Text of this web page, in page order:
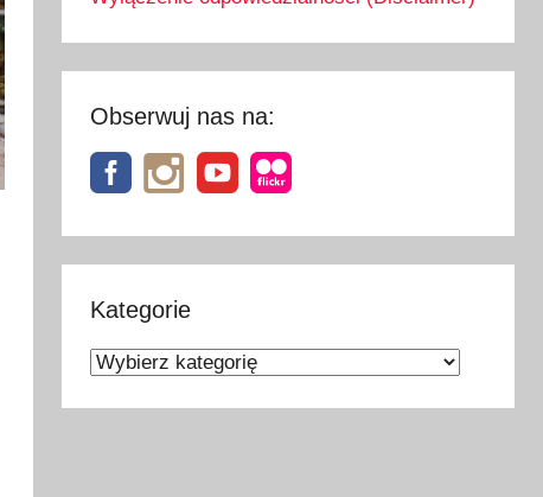
Obserwuj nas na:
Kategorie
Kategorie